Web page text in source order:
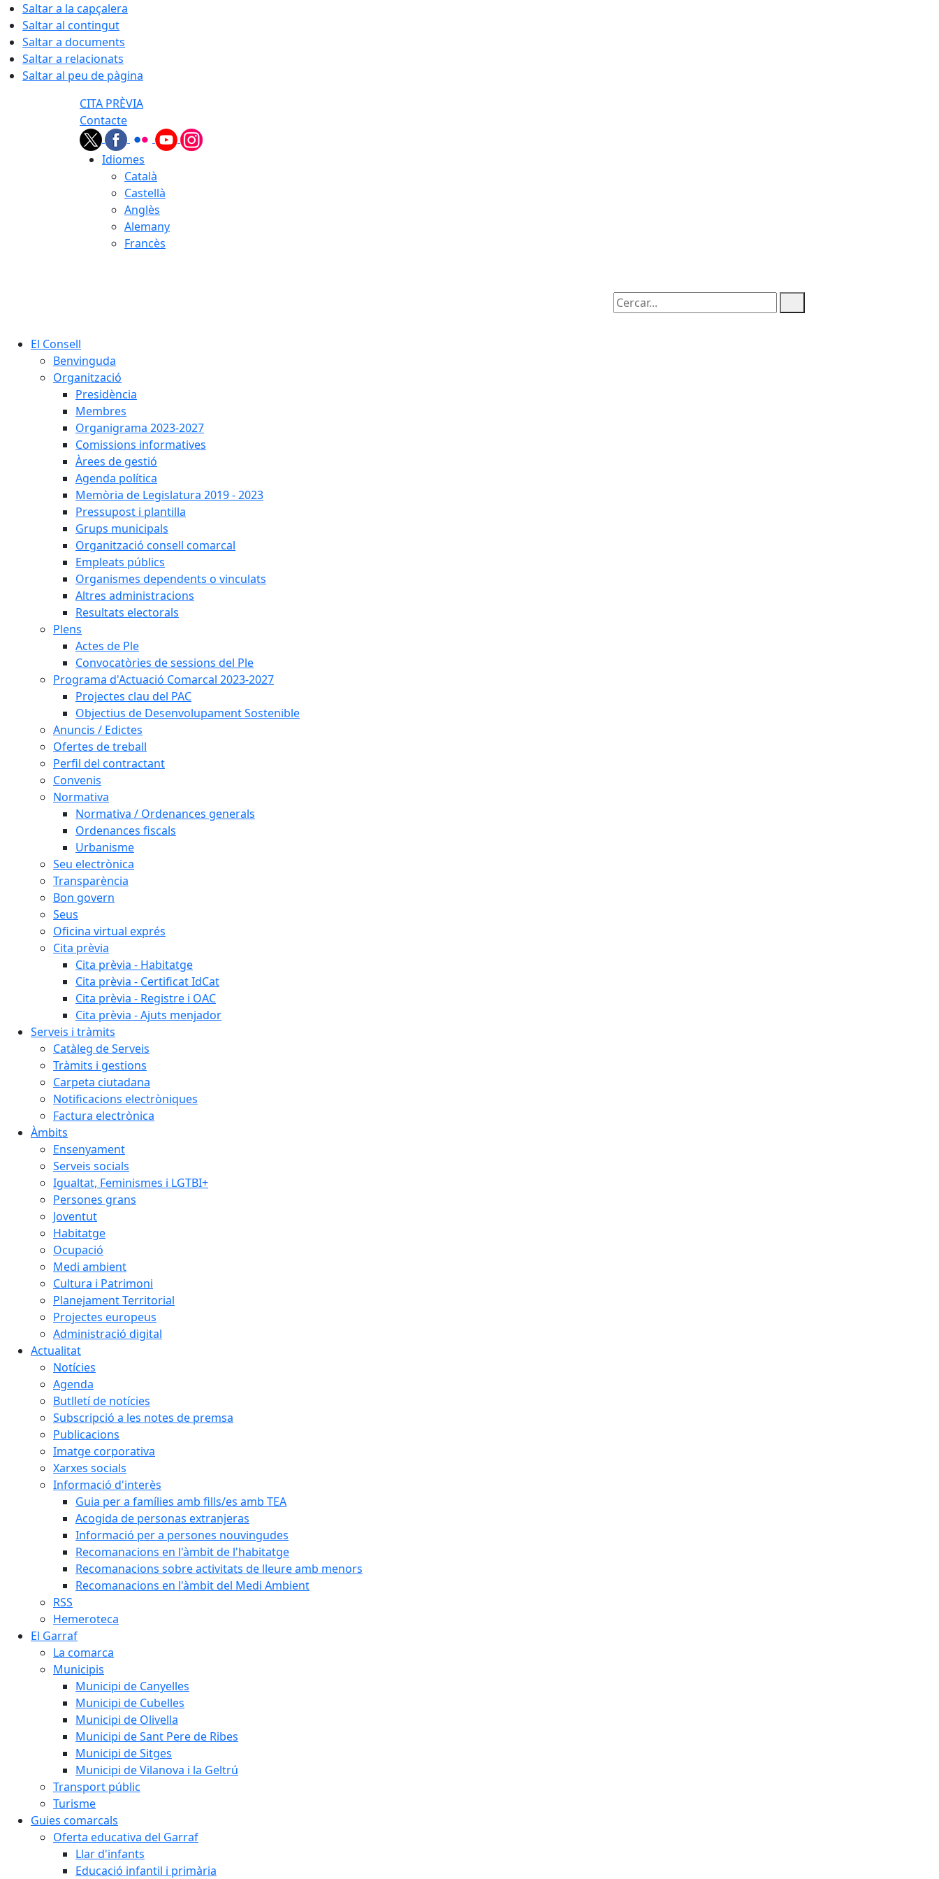
Saltar a la capçalera
Saltar al contingut
Saltar a documents
Saltar a relacionats
Saltar al peu de pàgina
CITA PRÈVIA
Contacte
Idiomes
Català
Castellà
Anglès
Alemany
Francès
Cercar:
El Consell
Benvinguda
Organització
Presidència
Membres
Organigrama 2023-2027
Comissions informatives
Àrees de gestió
Agenda política
Memòria de Legislatura 2019 - 2023
Pressupost i plantilla
Grups municipals
Organització consell comarcal
Empleats públics
Organismes dependents o vinculats
Altres administracions
Resultats electorals
Plens
Actes de Ple
Convocatòries de sessions del Ple
Programa d'Actuació Comarcal 2023-2027
Projectes clau del PAC
Objectius de Desenvolupament Sostenible
Anuncis / Edictes
Ofertes de treball
Perfil del contractant
Convenis
Normativa
Normativa / Ordenances generals
Ordenances fiscals
Urbanisme
Seu electrònica
Transparència
Bon govern
Seus
Oficina virtual exprés
Cita prèvia
Cita prèvia - Habitatge
Cita prèvia - Certificat IdCat
Cita prèvia - Registre i OAC
Cita prèvia - Ajuts menjador
Serveis i tràmits
Catàleg de Serveis
Tràmits i gestions
Carpeta ciutadana
Notificacions electròniques
Factura electrònica
Àmbits
Ensenyament
Serveis socials
Igualtat, Feminismes i LGTBI+
Persones grans
Joventut
Habitatge
Ocupació
Medi ambient
Cultura i Patrimoni
Planejament Territorial
Projectes europeus
Administració digital
Actualitat
Notícies
Agenda
Butlletí de notícies
Subscripció a les notes de premsa
Publicacions
Imatge corporativa
Xarxes socials
Informació d'interès
Guia per a famílies amb fills/es amb TEA
Acogida de personas extranjeras
Informació per a persones nouvingudes
Recomanacions en l'àmbit de l'habitatge
Recomanacions sobre activitats de lleure amb menors
Recomanacions en l'àmbit del Medi Ambient
RSS
Hemeroteca
El Garraf
La comarca
Municipis
Municipi de Canyelles
Municipi de Cubelles
Municipi de Olivella
Municipi de Sant Pere de Ribes
Municipi de Sitges
Municipi de Vilanova i la Geltrú
Transport públic
Turisme
Guies comarcals
Oferta educativa del Garraf
Llar d'infants
Educació infantil i primària